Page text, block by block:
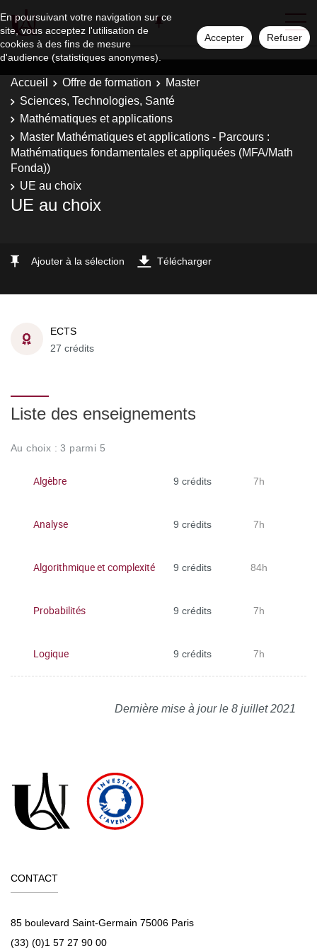
En poursuivant votre navigation sur ce
site, vous acceptez l'utilisation de
cookies à des fins de mesure
d'audience (statistiques anonymes).
Accepter Refuser
Accueil Offre de formation
Master
Sciences, Technologies, Santé
Mathématiques et applications
Master Mathématiques et applications - Parcours :
Mathématiques fondamentales et appliquées (MFA/Math
Fonda))
UE au choix
UE au choix
Ajouter à la sélection Télécharger
ECTS
27 crédits
Liste des enseignements
Au choix : 3 parmi 5
Algèbre 9 crédits 7h
Analyse 9 crédits 7h
Algorithmique et complexité 9 crédits 84h
Probabilités 9 crédits 7h
Logique 9 crédits 7h
Dernière mise à jour le 8 juillet 2021
CONTACT
85 boulevard Saint-Germain 75006 Paris
(33) (0)1 57 27 90 00